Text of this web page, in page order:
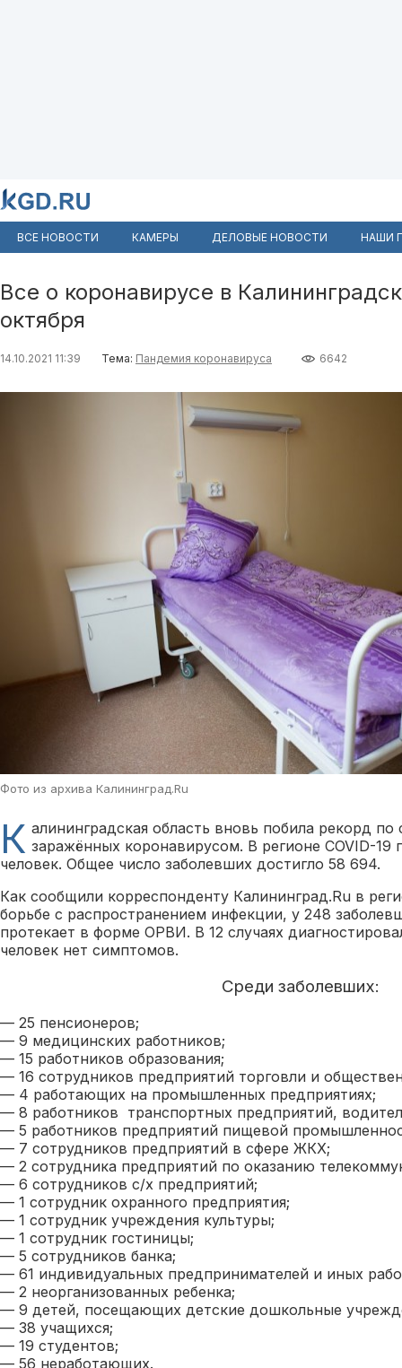
ВСЕ НОВОСТИ КАМЕРЫ ДЕЛОВЫЕ НОВОСТИ НАШИ
Все о коронавирусе в
октября
14.10.2021 11:39 Тема: Пандемия коронавируса 6642
Фото из архива Калининград.Ru
К алининградская область вновь побила рекорд по
заражённых коронавирусом. В регионе COVID-19
человек. Общее число заболевших достигло 58 694.
Как сообщили корреспонденту Калининград.Ru в
борьбе с распространением инфекции, у 248
протекает в форме ОРВИ. В 12 случаях
человек нет симптомов.
Среди заболевших:
— 25 пенсионеров;
— 9 медицинских работников;
— 15 работников образования;
— 16 сотрудников предприятий торговли и
— 4 работающих на промышленных предприятиях;
— 8 работников транспортных предприятий,
— 5 работников предприятий пищевой
— 7 сотрудников предприятий в сфере ЖКХ;
— 2 сотрудника предприятий по оказанию
— 6 сотрудников с/х предприятий;
— 1 сотрудник охранного предприятия;
— 1 сотрудник учреждения культуры;
— 1 сотрудник гостиницы;
— 5 сотрудников банка;
— 61 индивидуальных предпринимателей и иных
— 2 неорганизованных ребенка;
— 9 детей, посещающих детские дошкольные
— 38 учащихся;
— 19 студентов;
— 56 неработающих.